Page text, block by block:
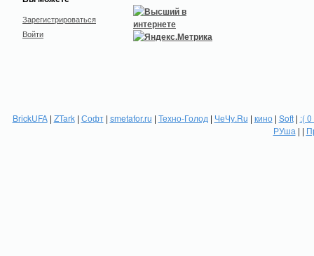
Зарегистрироваться
Войти
BrickUFA| ZTark| Софт| smetafor.ru | Техно-Голод | ЧеЧу.Ru | кино| Soft| :(
РУша | |